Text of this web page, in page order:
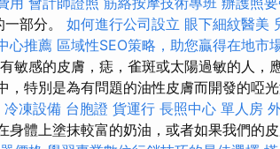
部分。 如何進行公司設立 眼下細紋醫美
心推薦 區域性SEO策略，助您贏得在地市
敏感的皮膚，痣，雀斑或太陽過敏的人，
，特別是為有問題的油性皮膚而開發的啞光
冷凍設備 台胞證 貨運行 長照中心 單人房
身體上塗抹較富的奶油，或者如果我們的